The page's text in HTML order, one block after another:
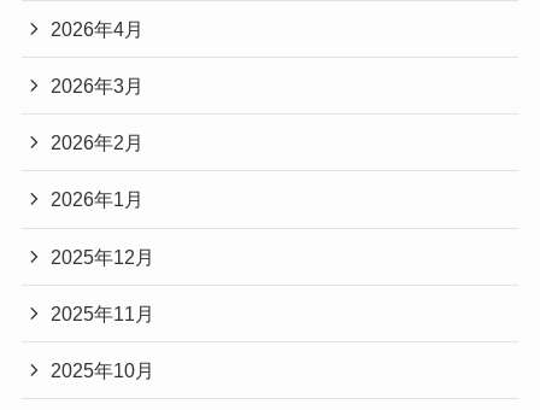
2026年4月
2026年3月
2026年2月
2026年1月
2025年12月
2025年11月
2025年10月